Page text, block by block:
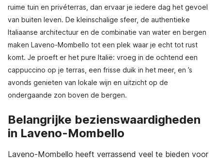
ruime tuin en privéterras, dan ervaar je iedere dag het gevoel
van buiten leven. De kleinschalige sfeer, de authentieke
Italiaanse architectuur en de combinatie van water en bergen
maken Laveno-Mombello tot een plek waar je echt tot rust
komt. Je proeft er het pure Italië: vroeg in de ochtend een
cappuccino op je terras, een frisse duik in het meer, en ’s
avonds genieten van lokale wijn en uitzicht op de
ondergaande zon boven de bergen.
Belangrijke bezienswaardigheden
in Laveno-Mombello
Laveno-Mombello heeft verrassend veel te bieden voor